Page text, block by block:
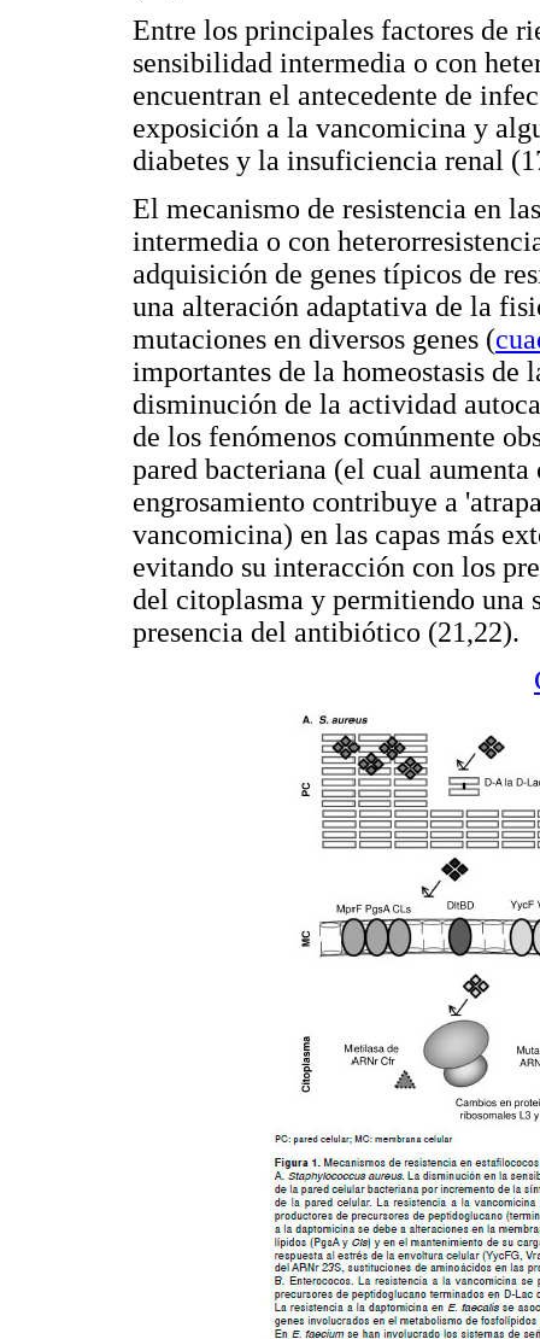
Entre los principales factores de
sensibilidad intermedia o con
encuentran el antecedente de
exposición a la vancomicina y
diabetes y la insuficiencia renal
El mecanismo de resistencia en
intermedia o con
adquisición de genes típicos de
una alteración adaptativa de la
mutaciones en diversos genes (
importantes de la homeostasis de
disminución de la actividad
de los fenómenos comúnmente
pared bacteriana (el cual
engrosamiento contribuye a
vancomicina) en las capas más
evitando su interacción con los
del citoplasma y permitiendo una
presencia del antibiótico (21,22).